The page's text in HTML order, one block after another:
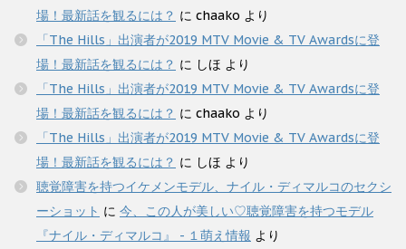
場！最新話を観るには？ に chaako より
「The Hills」出演者が2019 MTV Movie & TV Awardsに登
場！最新話を観るには？ に しほ より
「The Hills」出演者が2019 MTV Movie & TV Awardsに登
場！最新話を観るには？ に chaako より
「The Hills」出演者が2019 MTV Movie & TV Awardsに登
場！最新話を観るには？ に しほ より
聴覚障害を持つイケメンモデル、ナイル・ディマルコのセクシ
ーショット に 今、この人が美しい♡聴覚障害を持つモデル
『ナイル・ディマルコ』 - １萌え情報 より